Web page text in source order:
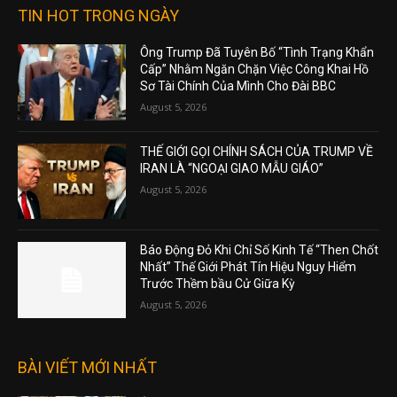
TIN HOT TRONG NGÀY
Ông Trump Đã Tuyên Bố “Tình Trạng Khẩn
Cấp” Nhằm Ngăn Chặn Việc Công Khai Hồ
Sơ Tài Chính Của Mình Cho Đài BBC
August 5, 2026
THẾ GIỚI GỌI CHÍNH SÁCH CỦA TRUMP VỀ
IRAN LÀ “NGOẠI GIAO MẪU GIÁO”
August 5, 2026
Báo Động Đỏ Khi Chỉ Số Kinh Tế “Then Chốt
Nhất” Thế Giới Phát Tín Hiệu Nguy Hiểm
Trước Thềm bầu Cử Giữa Kỳ
August 5, 2026
BÀI VIẾT MỚI NHẤT